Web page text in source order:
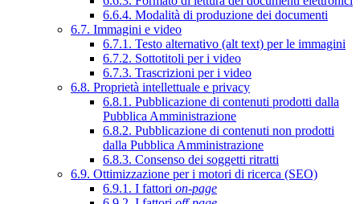
6.6.4. Modalità di produzione dei documenti
6.7. Immagini e video
6.7.1. Testo alternativo (alt text) per le immagini
6.7.2. Sottotitoli per i video
6.7.3. Trascrizioni per i video
6.8. Proprietà intellettuale e privacy
6.8.1. Pubblicazione di contenuti prodotti dalla
Pubblica Amministrazione
6.8.2. Pubblicazione di contenuti non prodotti
dalla Pubblica Amministrazione
6.8.3. Consenso dei soggetti ritratti
6.9. Ottimizzazione per i motori di ricerca (SEO)
6.9.1. I fattori on-page